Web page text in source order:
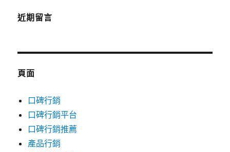
近期留言
頁面
口碑行銷
口碑行銷平台
口碑行銷推薦
產品行銷